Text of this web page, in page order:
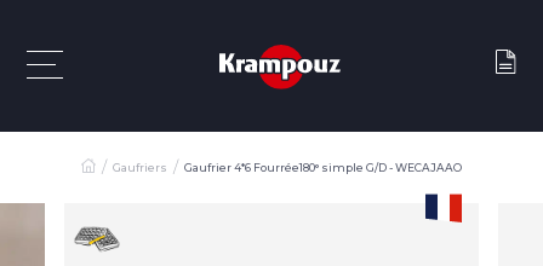
Gaufriers Gaufrier 4*6 Fourrée180° simple G/D - WECAJAAO